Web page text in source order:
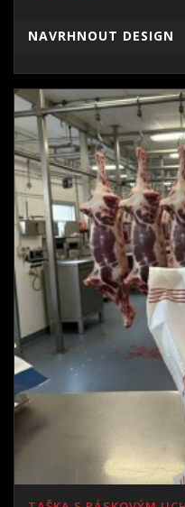
NAVRHNOUT DESIGN